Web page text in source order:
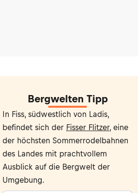
Bergwelten Tipp
In Fiss, südwestlich von Ladis,
befindet sich der Fisser Flitzer, eine
der höchsten Sommerrodelbahnen
des Landes mit prachtvollem
Ausblick auf die Bergwelt der
Umgebung.